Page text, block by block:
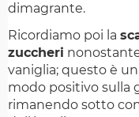
dimagrante.
Ricordiamo poi la
zuccheri
vaniglia; questo è
modo positivo sulla
rimanendo sotto